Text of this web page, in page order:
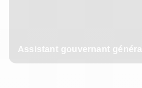
Assistant gouvernant général